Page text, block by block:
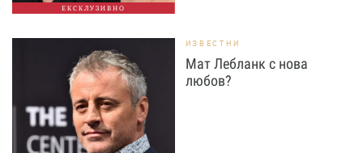
ЕКСКЛУЗИВНО
ИЗВЕСТНИ
Мат Лебланк с нова
любов?